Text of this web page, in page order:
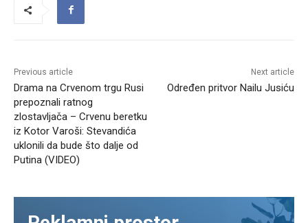
Previous article
Drama na Crvenom trgu Rusi
prepoznali ratnog
zlostavljača – Crvenu beretku
iz Kotor Varoši: Stevandića
uklonili da bude što dalje od
Putina (VIDEO)
Next article
Određen pritvor Nailu Jusiću